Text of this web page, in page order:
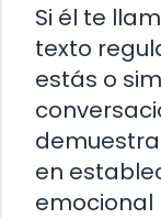
Si él te
texto
estás o
en
emocional